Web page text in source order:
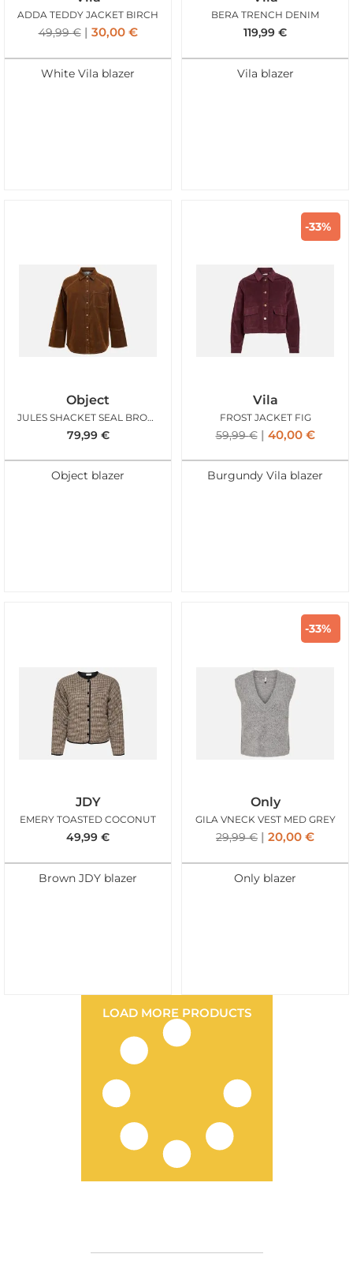
ADDA TEDDY JACKET BIRCH
49,99€ 30,00 €
White Vila blazer
BERA TRENCH DENIM
119,99 €
Vila blazer
Object
JULES SHACKET SEAL BROWN
79,99 €
Object blazer
-33%
Vila
FROST JACKET FIG
59,99€ 40,00 €
Burgundy Vila blazer
JDY
EMERY TOASTED COCONUT
49,99 €
Brown JDY blazer
-33%
Only
GILA VNECK VEST MED GREY
29,99€ 20,00 €
Only blazer
LOAD MORE PRODUCTS